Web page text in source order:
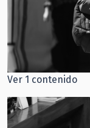
Ver 1 contenido